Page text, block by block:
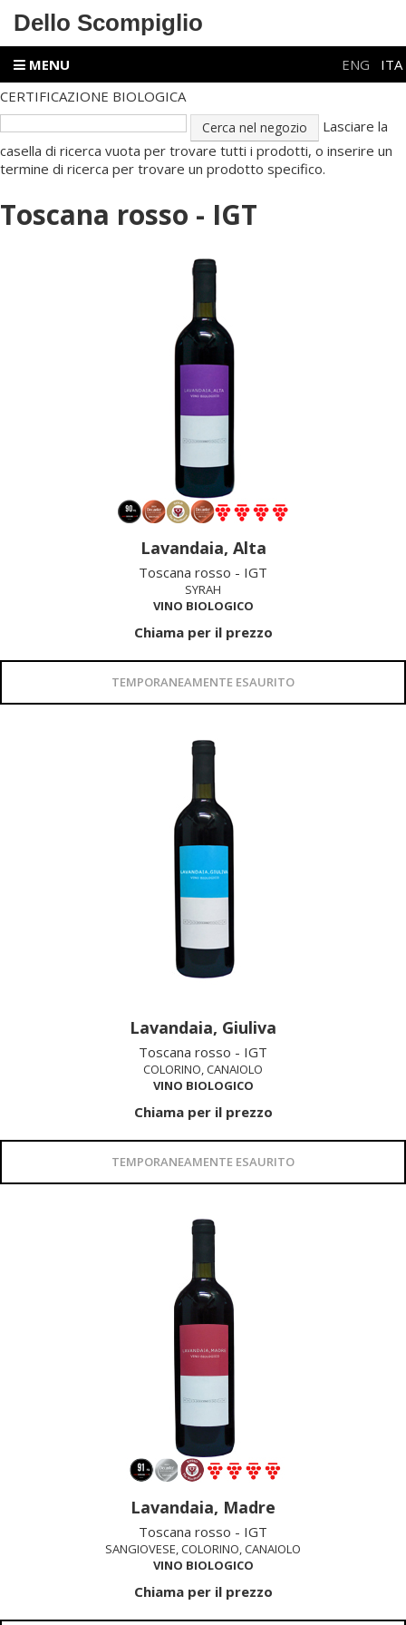
Dello Scompiglio
MENU ENG
ITA
CERTIFICAZIONE BIOLOGICA
Lasciare la
casella di ricerca vuota per trovare tutti i prodotti, o inserire un
termine di ricerca per trovare un prodotto specifico.
Toscana rosso - IGT
Lavandaia, Alta
Toscana rosso - IGT
SYRAH
VINO BIOLOGICO
Chiama per il prezzo
TEMPORANEAMENTE ESAURITO
Lavandaia, Giuliva
Toscana rosso - IGT
COLORINO, CANAIOLO
VINO BIOLOGICO
Chiama per il prezzo
TEMPORANEAMENTE ESAURITO
Lavandaia, Madre
Toscana rosso - IGT
SANGIOVESE, COLORINO, CANAIOLO
VINO BIOLOGICO
Chiama per il prezzo